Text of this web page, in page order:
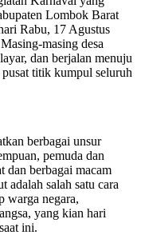
Lombok Barat
Rabu, 17 Agustus
masing desa
dan berjalan menuju
titik kumpul seluruh
berbagai unsur
pemuda dan
dan berbagai macam
adalah salah satu cara
warga negara,
yang kian hari
ini.